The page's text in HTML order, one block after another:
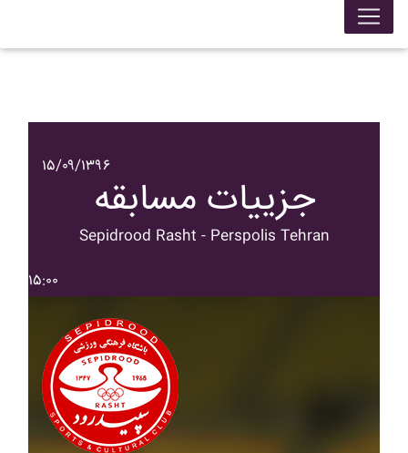
۱۵/۰۹/۱۳۹۶
جزییات مسابقه
Sepidrood Rasht - Perspolis Tehran
۱۵:۰۰